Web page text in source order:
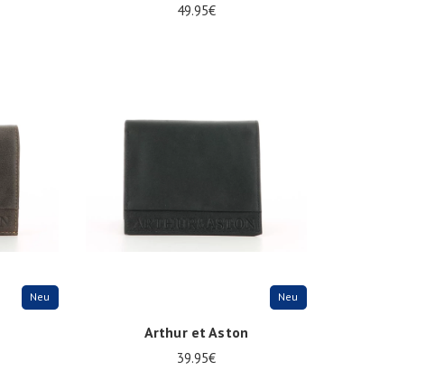
49.95€
Neu Neu
Arthur et Aston
39.95€